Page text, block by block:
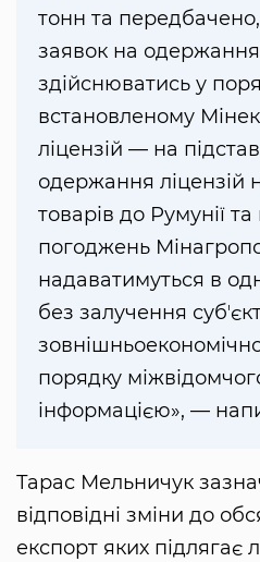
тонн та
заявок на одержання
здійснюватись у
встановленому
ліцензій — на
одержання ліцензій
товарів до Румунії та
погоджень
надаватимуться в
без залучення
порядку
інформацією», —
Тарас Мельничук
відповідні зміни до
експорт яких підлягає